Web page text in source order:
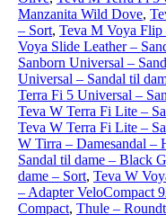
Manzanita Wild Dove,
– Sort, Teva M Voya
Voya Slide Leather –
Sanborn Universal –
Universal – Sandal til
Terra Fi 5 Universal –
Teva W Terra Fi Lite –
Teva W Terra Fi Lite –
W Tirra – Damesandal –
Sandal til dame – Black
dame – Sort, Teva W
– Adapter VeloCompact
Compact, Thule –